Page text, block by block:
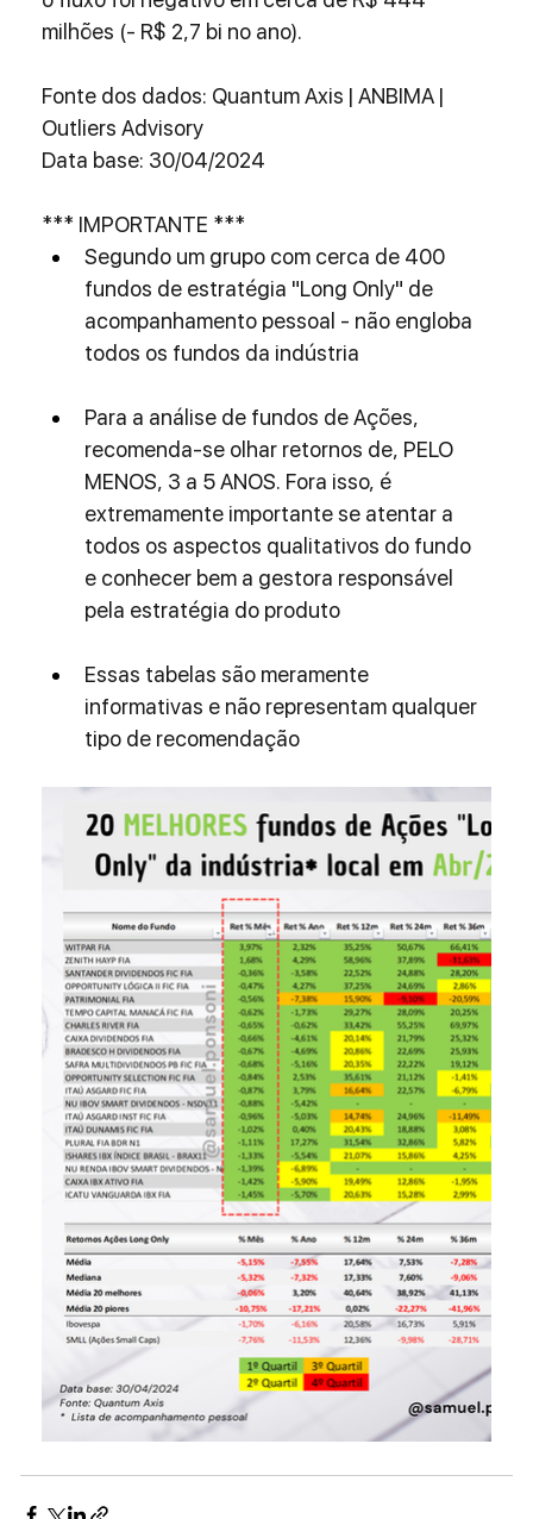
milhões (- R$ 2,7 bi no ano).
Fonte dos dados: Quantum Axis | ANBIMA |
Outliers Advisory
Data base: 30/04/2024
*** IMPORTANTE ***
Segundo um grupo com cerca de 400
fundos de estratégia "Long Only" de
acompanhamento pessoal - não engloba
todos os fundos da indústria
Para a análise de fundos de Ações,
recomenda-se olhar retornos de, PELO
MENOS, 3 a 5 ANOS. Fora isso, é
extremamente importante se atentar a
todos os aspectos qualitativos do fundo
e conhecer bem a gestora responsável
pela estratégia do produto
Essas tabelas são meramente
informativas e não representam qualquer
tipo de recomendação